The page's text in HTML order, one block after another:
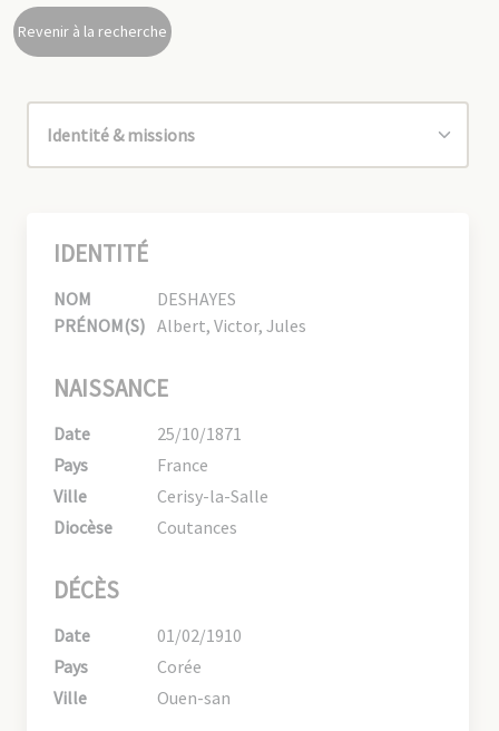
Revenir à la recherche
IDENTITÉ
NOM
DESHAYES
PRÉNOM(S) Albert, Victor, Jules
NAISSANCE
Date
25/10/1871
Pays
France
Ville
Cerisy-la-Salle
Diocèse
Coutances
DÉCÈS
Date
01/02/1910
Pays
Corée
Ville
Ouen-san